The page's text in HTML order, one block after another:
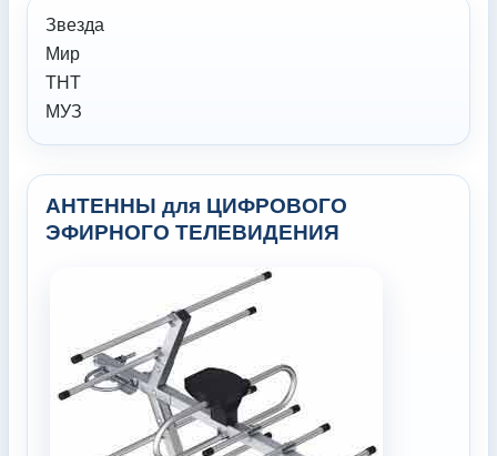
Звезда
Мир
ТНТ
МУЗ
АНТЕННЫ для ЦИФРОВОГО
ЭФИРНОГО ТЕЛЕВИДЕНИЯ